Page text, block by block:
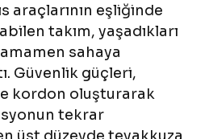
araçlarının eşliğinde
takım, yaşadıkları
sahaya
Güvenlik güçleri,
kordon oluşturarak
tekrar
üst düzeyde teyakkuza